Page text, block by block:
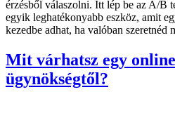
érzésből válaszolni. Itt lép be az A/B
egyik leghatékonyabb eszköz, amit
kezedbe adhat, ha valóban
Mit várhatsz egy
ügynökségtől?